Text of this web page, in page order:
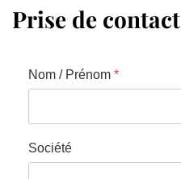
Prise de contact
Nom / Prénom *
Société